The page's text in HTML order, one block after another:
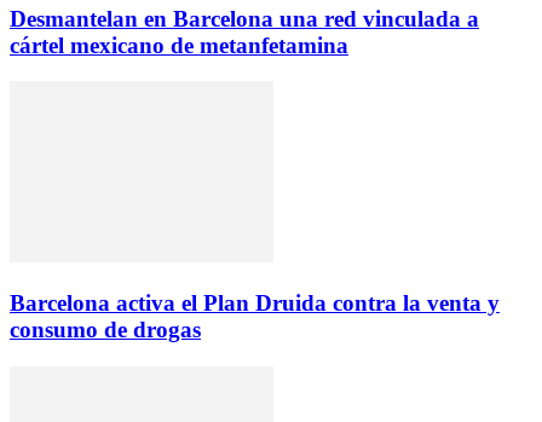
Desmantelan en Barcelona una red vinculada a
cártel mexicano de metanfetamina
Barcelona activa el Plan Druida contra la venta y
consumo de drogas